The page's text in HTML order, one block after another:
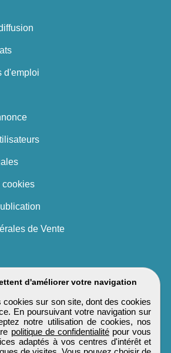
d'améliorer votre navigation
cookies sur son site, dont des cookies
En poursuivant votre navigation sur
notre utilisation de cookies, nos
politique de confidentialité pour vous
adaptés à vos centres d'intérêt et
d'emploi
cookies
de Vente